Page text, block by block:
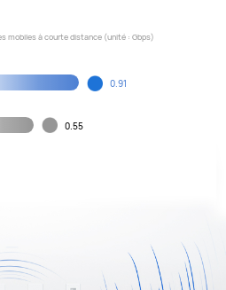
mobiles à courte distance (unité : Gbps)
0.91
0.55